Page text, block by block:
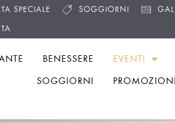
SPECIALE SOGGIORNI
BENESSERE
EVENTI
SOGGIORNI